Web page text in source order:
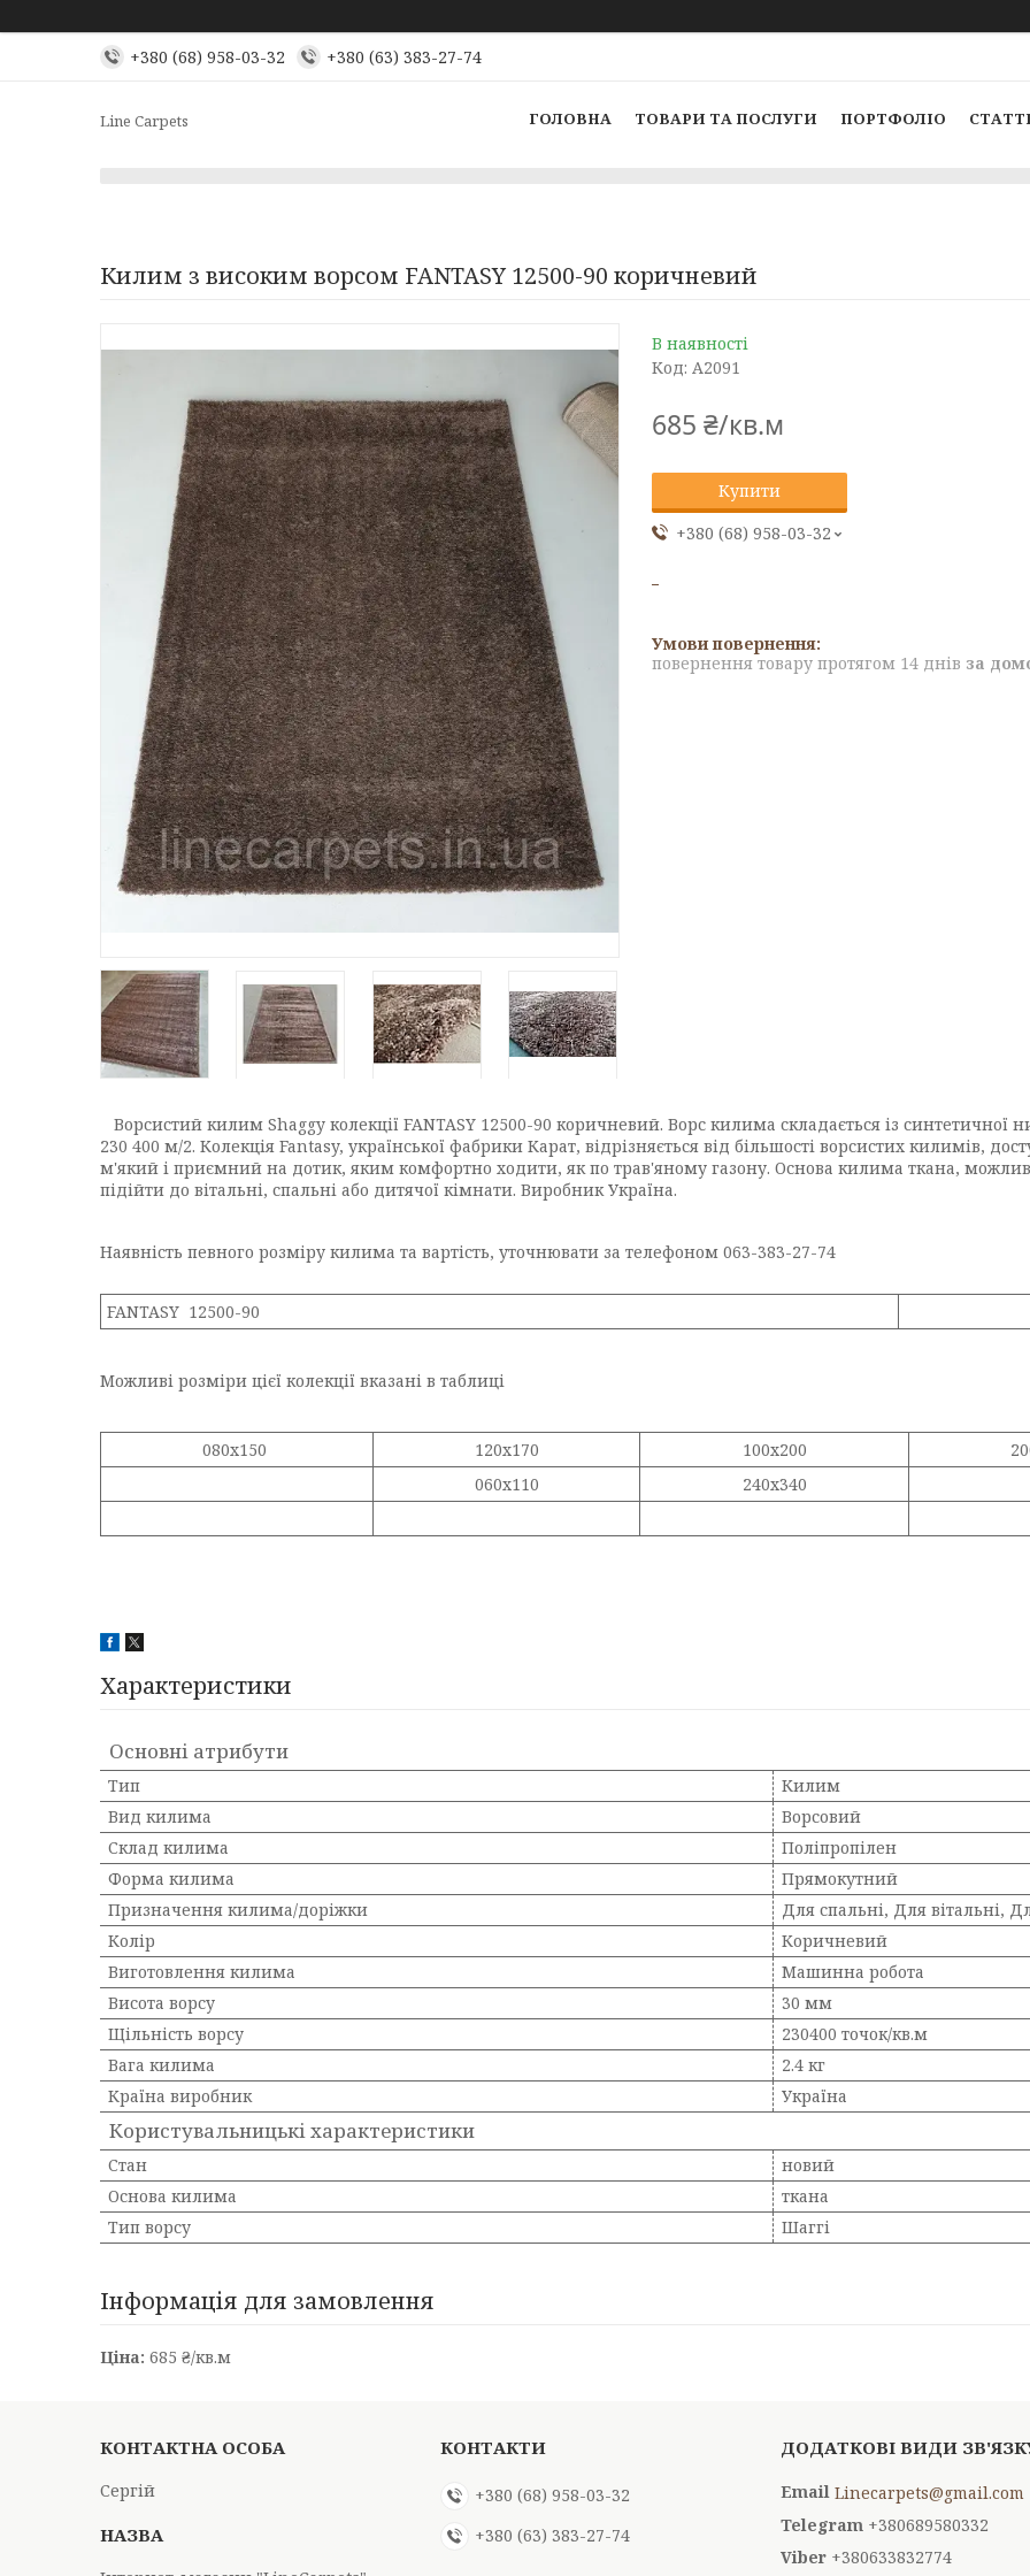
+380 (68) 958-03-32 +380 (63) 383-27-74
Line Carpets ГОЛОВНА ТОВАРИ ТА ПОСЛУГИ ПОРТФОЛІО
Килим з високим ворсом FANTASY 12500-90 коричневий
В наявності
Код: A2091
685 ₴/кв.м
Купити
+380 (68) 958-03-32
повернення товару протягом 14 днів за
Ворсистий килим Shaggy колекції FANTASY 12500-90 коричневий. Ворс килима складається із синтетичної
230 400 м/2. Колекція Fantasy, української фабрики Карат, відрізняється від більшості ворсистих килимів,
м'який і приємний на дотик, яким комфортно ходити, як по трав'яному газону. Основа килима ткана,
підійти до вітальні, спальні або дитячої кімнати. Виробник Україна.
Наявність певного розміру килима та вартість, уточнювати за телефоном 063-383-27-74
FANTASY 12500-90
Можливі розміри цієї колекції вказані в таблиці
080x150 120x170 100х200
060х110
240х340
Характеристики
Основні атрибути
Тип
Килим
Вид килима
Ворсовий
Склад килима
Поліпропілен
Форма килима
Прямокутний
Призначення килима/доріжки
Для спальні, Для вітальні,
Колір
Коричневий
Виготовлення килима
Машинна робота
Висота ворсу
30 мм
Щільність ворсу
230400 точок/кв.м
Вага килима
2.4 кг
Країна виробник
Україна
Користувальницькі характеристики
Стан
новий
Основа килима
ткана
Тип ворсу
Шаггі
Інформація для замовлення
Ціна: 685 ₴/кв.м
Сергій
+380 (68) 958-03-32
+380 (63) 383-27-74
Linecarpets@gmail.com
+380689580332
+380633832774